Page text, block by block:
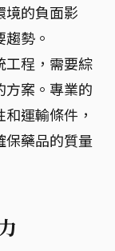
境的負面影
勢。
工程，需要綜
方案。專業的
運輸條件，
保藥品的質量